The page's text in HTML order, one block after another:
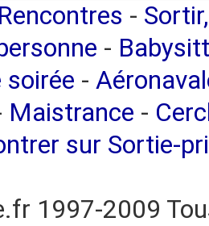
Rencontres -
-
soirée -
Maistrance -
sur Sortie-
1997-2009